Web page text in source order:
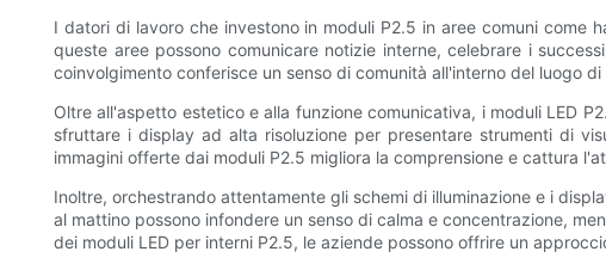
I datori di lavoro che investono in moduli P2.5 in aree comuni come
queste aree possono comunicare notizie interne, celebrare i
coinvolgimento conferisce un senso di comunità all'interno del luogo
Oltre all'aspetto estetico e alla funzione comunicativa, i moduli LED
sfruttare i display ad alta risoluzione per presentare strumenti di
immagini offerte dai moduli P2.5 migliora la comprensione e cattura
Inoltre, orchestrando attentamente gli schemi di illuminazione e i
al mattino possono infondere un senso di calma e concentrazione,
dei moduli LED per interni P2.5, le aziende possono offrire un